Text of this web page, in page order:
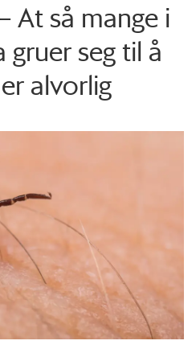
At så mange i
gruer seg til å
alvorlig